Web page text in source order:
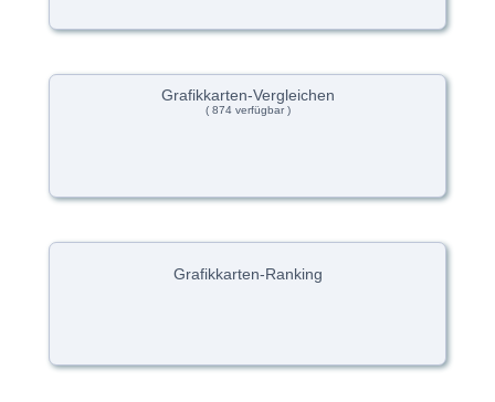
Grafikkarten-Vergleichen
( 874 verfügbar )
Grafikkarten-Ranking